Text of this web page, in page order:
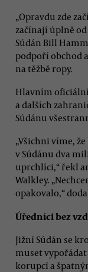
„Opravdu zde
začínají úplně
Súdán Bill
podpoří obchod
na těžbě ropy.
Hlavním
a dalších
Súdánu
„Všichni víme,
v Súdánu dva
uprchlíci,“ řekl
Walkley.
opakovalo,“
Úředníci bez
Jižní Súdán se
muset
korupcí a